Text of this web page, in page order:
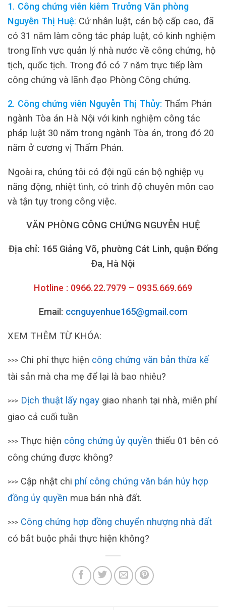
1. Công chứng viên kiêm Trưởng Văn phòng
Nguyễn Thị Huệ: Cử nhân luật, cán bộ cấp cao, đã
có 31 năm làm công tác pháp luật, có kinh nghiệm
trong lĩnh vực quản lý nhà nước về công chứng, hộ
tịch, quốc tịch. Trong đó có 7 năm trực tiếp làm
công chứng và lãnh đạo Phòng Công chứng.
2. Công chứng viên Nguyễn Thị Thủy: Thẩm Phán
ngành Tòa án Hà Nội với kinh nghiệm công tác
pháp luật 30 năm trong ngành Tòa án, trong đó 20
năm ở cương vị Thẩm Phán.
Ngoài ra, chúng tôi có đội ngũ cán bộ nghiệp vụ
năng động, nhiệt tình, có trình độ chuyên môn cao
và tận tụy trong công việc.
VĂN PHÒNG CÔNG CHỨNG NGUYỄN HUỆ
Địa chỉ: 165 Giảng Võ, phường Cát Linh, quận Đống
Đa, Hà Nội
Hotline : 0966.22.7979 – 0935.669.669
Email: ccnguyenhue165@gmail.com
XEM THÊM TỪ KHÓA:
>>> Chi phí thực hiện công chứng văn bản thừa kế
tài sản mà cha mẹ để lại là bao nhiêu?
>>> Dịch thuật lấy ngay giao nhanh tại nhà, miễn phí
giao cả cuối tuần
>>> Thực hiện công chứng ủy quyền thiếu 01 bên có
công chứng được không?
>>> Cập nhật chi phí công chứng văn bản hủy hợp
đồng ủy quyền mua bán nhà đất.
>>> Công chứng hợp đồng chuyển nhượng nhà đất
có bắt buộc phải thực hiện không?